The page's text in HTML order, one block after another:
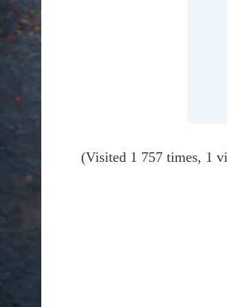
(Visited 1 757 times, 1